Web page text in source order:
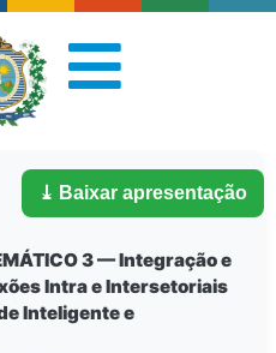
⤓ Baixar apresentação
3 — Integração e
Intra e Intersetoriais
Inteligente e